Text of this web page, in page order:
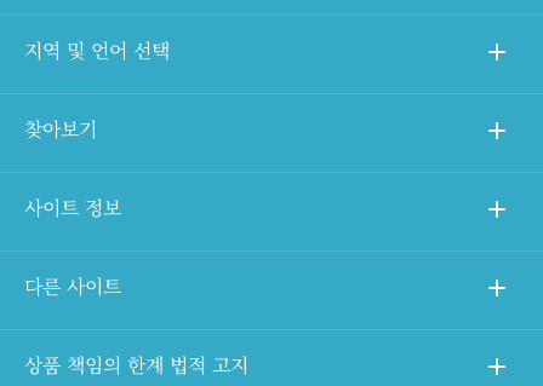
지역 및 언어 선택
찾아보기
사이트 정보
다른 사이트
상품 책임의 한계 법적 고지